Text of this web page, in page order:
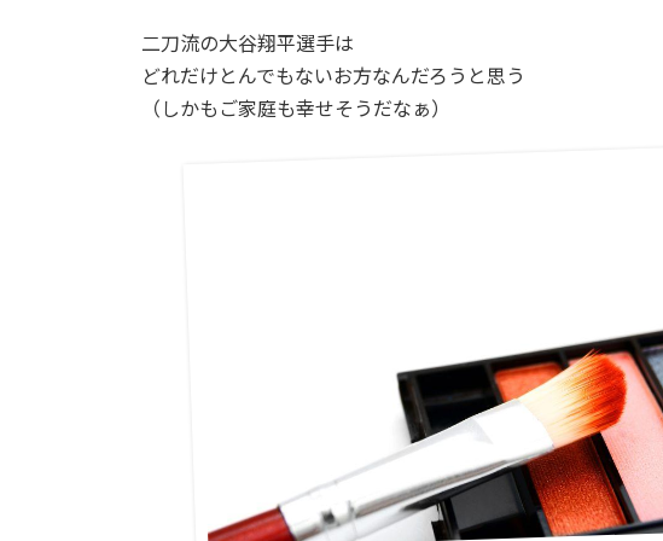
二刀流の大谷翔平選手は
どれだけとんでもないお方なんだろうと思う
（しかもご家庭も幸せそうだなぁ）